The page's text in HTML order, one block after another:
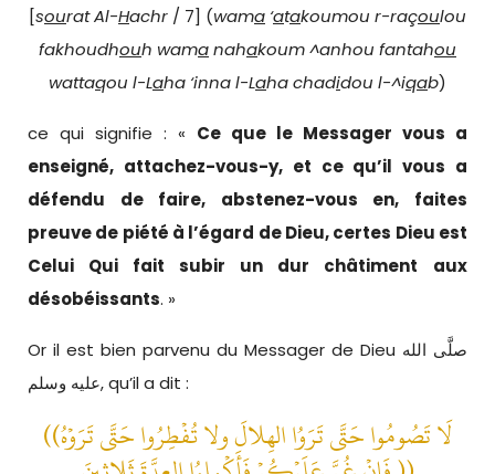
[sourat Al-Hachr / 7] (wama ‘atakoumou r-raçoulou
fakhoudhouh wamanahakoum ^anhou fantahou
wattaqou l-Laha ‘inna l-Laha chadidou l-^iqab)
ce qui signifie : « Ce que le Messager vous a
enseigné, attachez-vous-y, et ce qu’il vous a
défendu de faire, abstenez-vous en, faites
preuve de piété à l’égard de Dieu, certes Dieu est
Celui Qui fait subir un dur châtiment
aux
désobéissants. »
Or il est bien parvenu du Messager de Dieu صلَّى الله
عليه وسلم, qu’il a dit :
((لَا تَصُومُوا حَتَّى تَرَوُا الهِلالَ ولا تُفْطِرُوا حَتَّى تَرَوْهُ